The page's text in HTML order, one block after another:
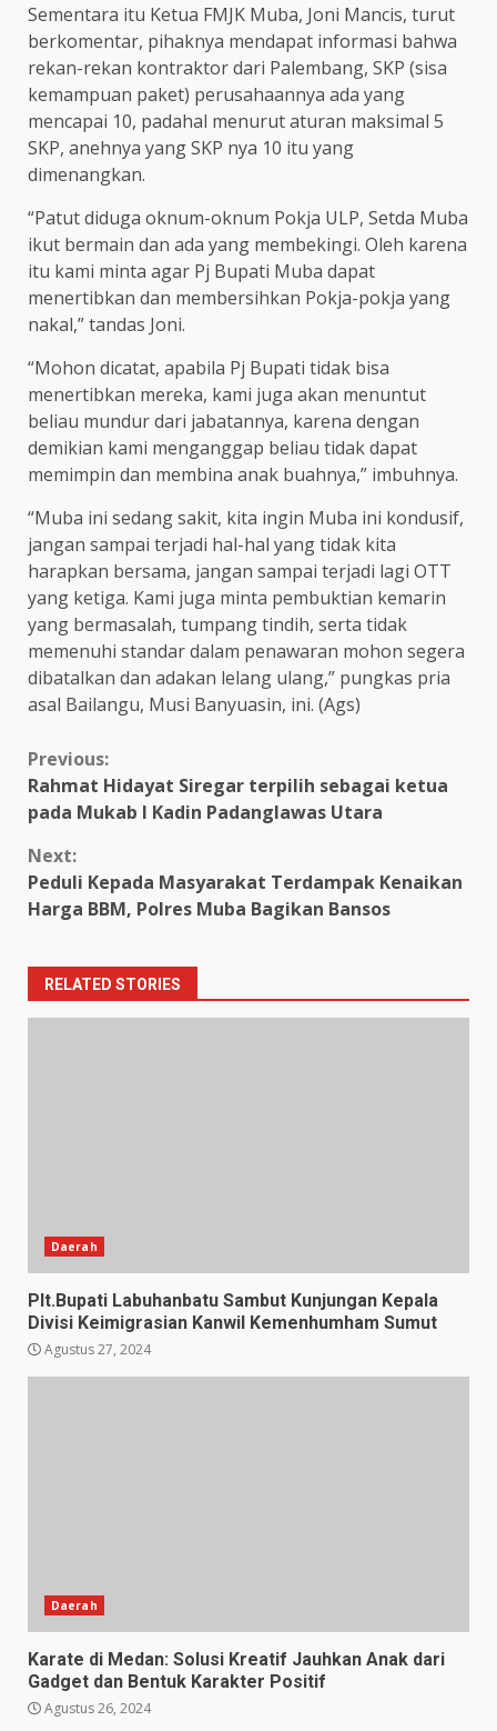
Sementara itu Ketua FMJK Muba, Joni Mancis, turut
berkomentar, pihaknya mendapat informasi bahwa
rekan-rekan kontraktor dari Palembang, SKP (sisa
kemampuan paket) perusahaannya ada yang
mencapai 10, padahal menurut aturan maksimal 5
SKP, anehnya yang SKP nya 10 itu yang
dimenangkan.
“Patut diduga oknum-oknum Pokja ULP, Setda Muba
ikut bermain dan ada yang membekingi. Oleh karena
itu kami minta agar Pj Bupati Muba dapat
menertibkan dan membersihkan Pokja-pokja yang
nakal,” tandas Joni.
“Mohon dicatat, apabila Pj Bupati tidak bisa
menertibkan mereka, kami juga akan menuntut
beliau mundur dari jabatannya, karena dengan
demikian kami menganggap beliau tidak dapat
memimpin dan membina anak buahnya,” imbuhnya.
“Muba ini sedang sakit, kita ingin Muba ini kondusif,
jangan sampai terjadi hal-hal yang tidak kita
harapkan bersama, jangan sampai terjadi lagi OTT
yang ketiga. Kami juga minta pembuktian kemarin
yang bermasalah, tumpang tindih, serta tidak
memenuhi standar dalam penawaran mohon segera
dibatalkan dan adakan lelang ulang,” pungkas pria
asal Bailangu, Musi Banyuasin, ini. (Ags)
Continue
Reading
Previous:
Rahmat Hidayat Siregar terpilih sebagai ketua
pada Mukab I Kadin Padanglawas Utara
Next:
Peduli Kepada Masyarakat Terdampak Kenaikan
Harga BBM, Polres Muba Bagikan Bansos
RELATED STORIES
Daerah
Plt.Bupati Labuhanbatu Sambut Kunjungan Kepala
Divisi Keimigrasian Kanwil Kemenhumham Sumut
Agustus 27, 2024
Daerah
Karate di Medan: Solusi Kreatif Jauhkan Anak dari
Gadget dan Bentuk Karakter Positif
Agustus 26, 2024